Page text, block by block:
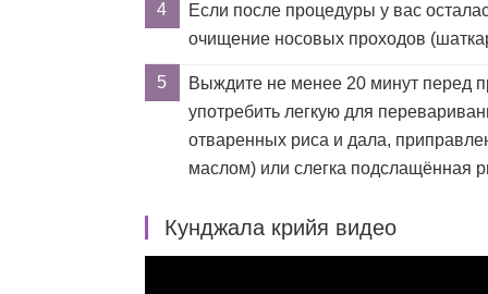
Если после процедуры у вас
очищение носовых проходов
Выждите не менее 20 минут перед
употребить легкую для
отваренных риса и дала,
маслом) или слегка подслащённая
Кунджала крийя видео